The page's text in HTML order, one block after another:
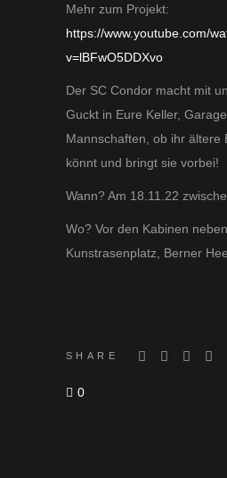
Mehr zum Projekt:
https://www.youtube.com/
v=lBFwO5DDXvo
Der SC Condor macht mit
Guckt in Eure Keller,
Mannschaften, ob ihr ältere
könnt und bringt sie vorbei!
Wann?Am 18.11.22
Wo? Vor den Kabinen
Kunstrasenplatz, Berner
SHARE
0